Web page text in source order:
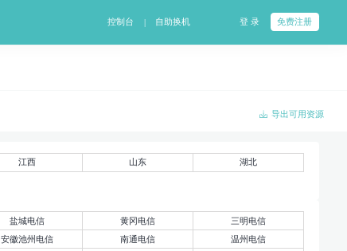
控制台 | 自助换机 登 录 免费注册
导出可用资源
江西 山东
湖北
盐城电信 黄冈电信
三明电信
安徽池州电信 南通电信
温州电信